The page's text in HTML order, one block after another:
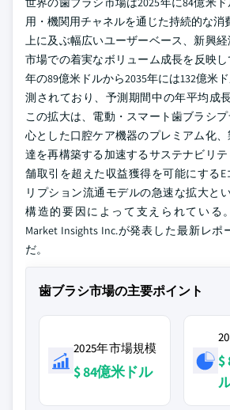
用・機関用チャネルを通じた持続的な消
上に及ぶ幅広いユーザーベース、新興
市場での着実なボリューム成長を反映
年の89億米ドルから2035年には132億米
測されており、予測期間中の年平均成長
この拡大は、電動・スマート歯ブラシ
心とした口腔ケア機器のプレミアム化
達を再構築する加速するサステナビリ
舗取引を超えた収益獲得を可能にするE
リプション流通モデルの急速な拡大と
構造的要因によって支えられている
Market Insights Inc.が発表した最新レポ
だ。
歯ブラシ市場の主要ポイント
2025年市場規模
$ 84億米ドル
$